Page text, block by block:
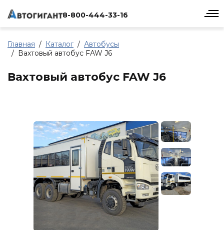
8-800-444-33-16
Главная Каталог
Автобусы
Вахтовый автобус FAW J6
Вахтовый автобус FAW J6